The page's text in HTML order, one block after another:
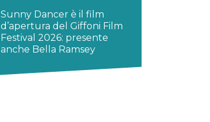
Sunny Dancer è il film
d’apertura del Giffoni Film
Festival 2026: presente
anche Bella Ramsey